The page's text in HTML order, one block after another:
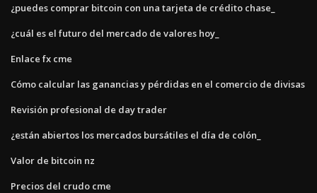
¿puedes comprar bitcoin con una tarjeta de crédito chase_
¿cuál es el futuro del mercado de valores hoy_
Enlace fx cme
Cómo calcular las ganancias y pérdidas en el comercio de divisas
Revisión profesional de day trader
¿están abiertos los mercados bursátiles el día de colón_
Valor de bitcoin nz
Precios del crudo cme